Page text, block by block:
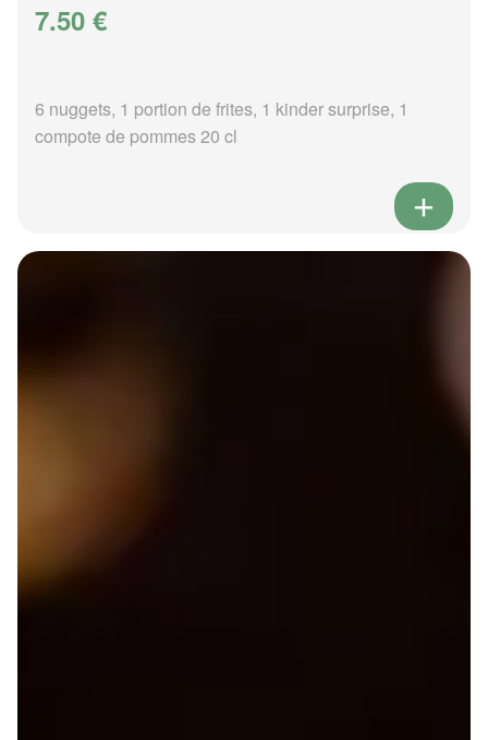
7.50 €
6 nuggets, 1 portion de frites, 1 kinder surprise, 1
compote de pommes 20 cl